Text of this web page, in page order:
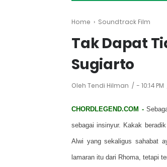
Home › Soundtrack Film
Tak Dapat
Sugiarto
Oleh Tendi Hilman - 10:14 PM
CHORDLEGEND.COM -
sebagai insinyur. Kakak
Alwi yang sekaligus sahabat
lamaran itu dari Rhoma, tetapi